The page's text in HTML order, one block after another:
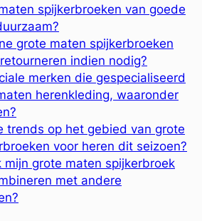
spijkerbroeken van goede
grote maten spijkerbroeken
indien nodig?
merken die gespecialiseerd
herenkleding, waaronder
trends op het gebied van grote
voor heren dit seizoen?
mijn grote maten spijkerbroek
met andere